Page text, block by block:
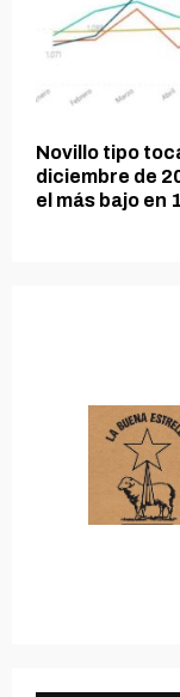
Novillo tipo
diciembre de
el más bajo en